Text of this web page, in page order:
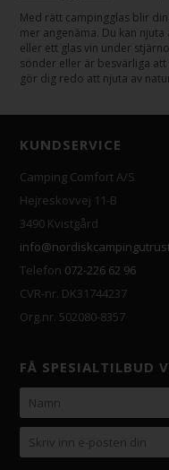
Med rätt campingglas blir
mer angenäma. Du kan
eller ett glas vin under
sönder eller är besvärliga
gör dig redo att njuta av
KUNDSERVICE
Camping Comfort A/S
Hejreskovvej 11-B
3490 Kvistgård
Telefon 072-226 62 96
CVR-nr. DK31744237
Org.nr. 502080-8357
FÅ SPESIALTILBUD